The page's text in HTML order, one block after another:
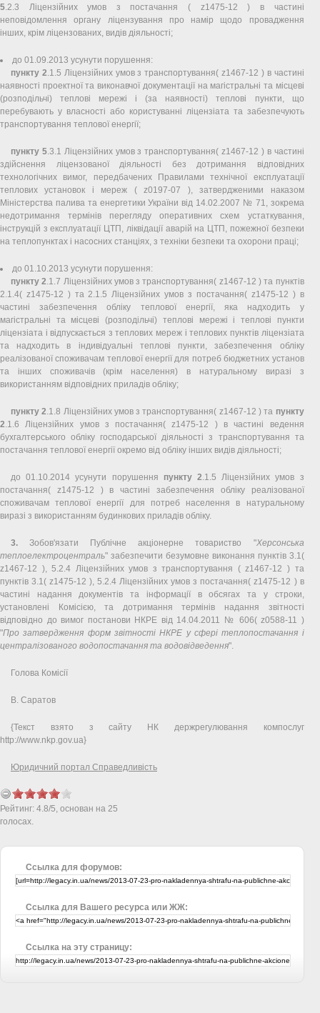
5.2.3 Ліцензійних умов з постачання ( z1475-12 ) в частині
неповідомлення органу ліцензування про намір щодо провадження
інших, крім ліцензованих, видів діяльності;
до 01.09.2013 усунути порушення:
пункту 2.1.5 Ліцензійних умов з транспортування( z1467-12 ) в частині
наявності проектної та виконавчої документації на магістральні та місцеві
(розподільчі) теплові мережі і (за наявності) теплові пункти, що
перебувають у власності або користуванні ліцензіата та забезпечують
транспортування теплової енергії;
пункту 5.3.1 Ліцензійних умов з транспортування( z1467-12 ) в частині
здійснення ліцензованої діяльності без дотримання відповідних
технологічних вимог, передбачених Правилами технічної експлуатації
теплових установок і мереж ( z0197-07 ), затвердженими наказом
Міністерства палива та енергетики України від 14.02.2007 № 71, зокрема
недотримання термінів перегляду оперативних схем устаткування,
інструкцій з експлуатації ЦТП, ліквідації аварій на ЦТП, пожежної безпеки
на теплопунктах і насосних станціях, з техніки безпеки та охорони праці;
до 01.10.2013 усунути порушення:
пункту 2.1.7 Ліцензійних умов з транспортування( z1467-12 ) та пунктів
2.1.4( z1475-12 ) та 2.1.5 Ліцензійних умов з постачання( z1475-12 ) в
частині забезпечення обліку теплової енергії, яка надходить у
магістральні та місцеві (розподільчі) теплові мережі і теплові пункти
ліцензіата і відпускається з теплових мереж і теплових пунктів ліцензіата
та надходить в індивідуальні теплові пункти, забезпечення обліку
реалізованої споживачам теплової енергії для потреб бюджетних установ
та інших споживачів (крім населення) в натуральному виразі з
використанням відповідних приладів обліку;
пункту 2.1.8 Ліцензійних умов з транспортування( z1467-12 ) та пункту
2.1.6 Ліцензійних умов з постачання( z1475-12 ) в частині ведення
бухгалтерського обліку господарської діяльності з транспортування та
постачання теплової енергії окремо від обліку інших видів діяльності;
до 01.10.2014 усунути порушення пункту 2.1.5 Ліцензійних умов з
постачання( z1475-12 ) в частині забезпечення обліку реалізованої
споживачам теплової енергії для потреб населення в натуральному
виразі з використанням будинкових приладів обліку.
3. Зобов'язати Публічне акціонерне товариство "Херсонська
теплоелектроцентраль" забезпечити безумовне виконання пунктів 3.1(
z1467-12 ), 5.2.4 Ліцензійних умов з транспортування ( z1467-12 ) та
пунктів 3.1( z1475-12 ), 5.2.4 Ліцензійних умов з постачання( z1475-12 ) в
частині надання документів та інформації в обсягах та у строки,
установлені Комісією, та дотримання термінів надання звітності
відповідно до вимог постанови НКРЕ від 14.04.2011 № 606( z0588-11 )
"Про затвердження форм звітності НКРЕ у сфері теплопостачання і
централізованого водопостачання та водовідведення".
Голова Комісії
В. Саратов
{Текст взято з сайту НК держрегулювання компослуг
http://www.nkp.gov.ua}
Юридичний портал Справедливість
Рейтинг: 4.8/5, основан на 25
голосах.
Ссылка для форумов:
Ссылка для Вашего ресурса или ЖЖ:
Ссылка на эту страницу: